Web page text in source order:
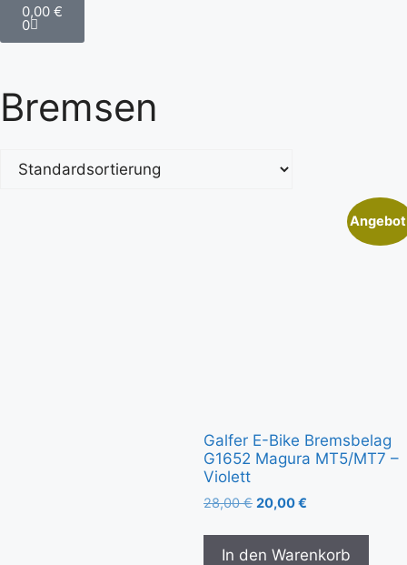
0,00 €
0
Bremsen
Galfer E-Bike Bremsbelag
G1652 Magura MT5/MT7 –
Violett
28,00€ 20,00€
In den Warenkorb